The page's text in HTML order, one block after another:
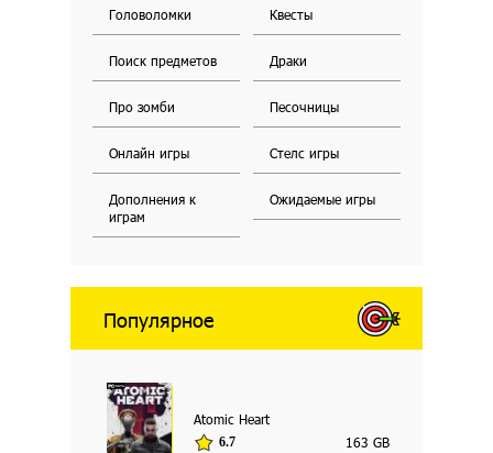
Головоломки Квесты
Поиск предметов Драки
Про зомби Песочницы
Онлайн игры Стелс игры
Дополнения к
играм
Ожидаемые игры
Популярное
Atomic Heart
6.7 163 GB